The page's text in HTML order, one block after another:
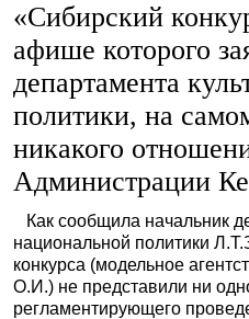
«Сибирский
афише которого
департамента
политики, на
никакого
Администрации
Как сообщила начальник
национальной политики
конкурса (модельное
О.И.) не представили ни
регламентирующего